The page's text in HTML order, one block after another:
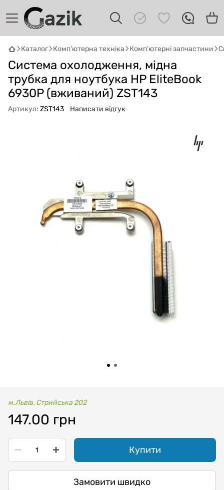
Каталог Комп'ютерна техніка Комп'ютерні запчастини
Система охолодження, мідна
трубка для ноутбука HP EliteBook
6930P (вживаний) ZST143
Артикул: ZST143 Написати відгук
м.Львів, Стрийська 202
147.00 грн
Купити
Замовити швидко
Онлайн · пошук техніки
Привіт! 👋 Я Gazik AI — допоможу
Що шукаєш?